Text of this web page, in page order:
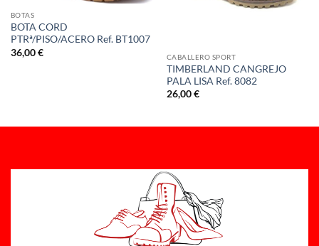
BOTAS
BOTA CORD
PTRª/PISO/ACERO Ref. BT1007
36,00€ CABALLERO SPORT
TIMBERLAND CANGREJO
PALA LISA Ref. 8082
26,00€